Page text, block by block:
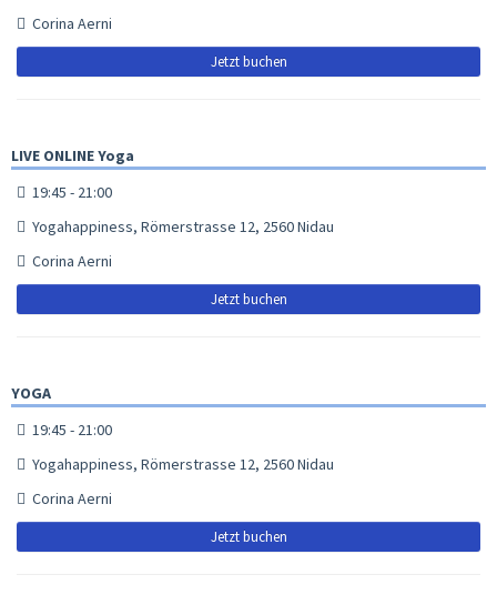
Corina Aerni
Jetzt buchen
LIVE ONLINE Yoga
19:45 - 21:00
Yogahappiness, Römerstrasse 12, 2560 Nidau
Corina Aerni
Jetzt buchen
YOGA
19:45 - 21:00
Yogahappiness, Römerstrasse 12, 2560 Nidau
Corina Aerni
Jetzt buchen